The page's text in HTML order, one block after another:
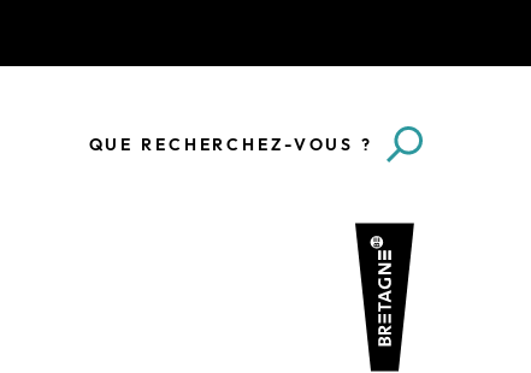
QUE RECHERCHEZ-VOUS ?